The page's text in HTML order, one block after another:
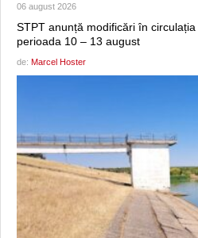
06 august 2026
STPT anunță modificări în
perioada 10 – 13 august
de: Marcel Hoster